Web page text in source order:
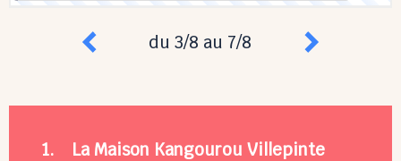
du 3/8 au 7/8
1. La Maison Kangourou Villepinte